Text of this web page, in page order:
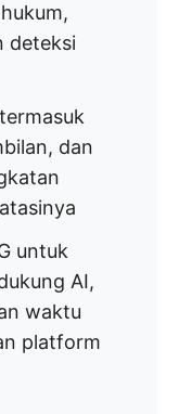
deteksi
dan
untuk
AI,
waktu
platform